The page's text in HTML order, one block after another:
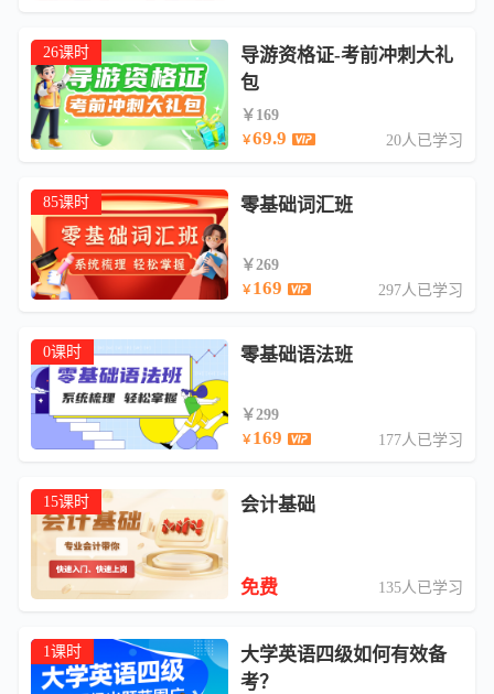
26课时
导游资格证-考前冲刺大礼
包
￥169
￥69.9 20人已学习
85课时 零基础词汇班
￥269
￥169 297人已学习
0课时 零基础语法班
￥299
￥169 177人已学习
15课时 会计基础
免费 135人已学习
1课时
大学英语四级如何有效备
考？